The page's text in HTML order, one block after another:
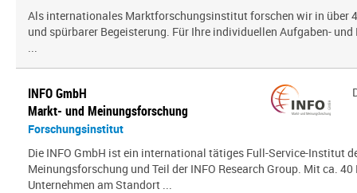
Als internationales Marktforschungsinstitut forschen wir in über
und spürbarer Begeisterung. Für Ihre individuellen Aufgaben-
...
INFO GmbH
Markt- und Meinungsforschung
Forschungsinstitut
Die INFO GmbH ist ein international tätiges Full-Service-Institut
Meinungsforschung und Teil der INFO Research Group. Mit ca.
Unternehmen am Standort ...